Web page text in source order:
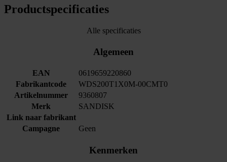
Productspecificaties
Alle specificaties
Algemeen
EAN
0619659220860
Fabrikantcode
WDS200T1X0M-00CMT0
Artikelnummer
9360807
Merk
SANDISK
Link naar fabrikant
Campagne
Geen
Kenmerken